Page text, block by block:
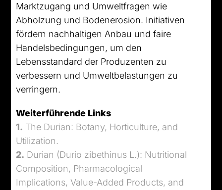
Marktzugang und Umweltfragen wie
Abholzung und Bodenerosion. Initiativen
fördern nachhaltigen Anbau und faire
Handelsbedingungen, um den
Lebensstandard der Produzenten zu
verbessern und Umweltbelastungen zu
verringern.
Weiterführende Links
1. The Durian: Botany, Horticulture, and
Utilization.
2. Durian (Durio zibethinus L.): Nutritional
Composition, Pharmacological
Implications, Value-Added Products, and